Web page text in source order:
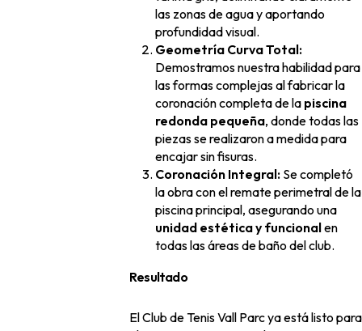
las zonas de agua y aportando
profundidad visual.
Geometría Curva Total:
Demostramos nuestra habilidad para
las formas complejas al fabricar la
coronación completa de la piscina
redonda pequeña, donde todas las
piezas se realizaron a medida para
encajar sin fisuras.
Coronación Integral: Se completó
la obra con el remate perimetral de la
piscina principal, asegurando una
unidad estética y funcionalen
todas las áreas de baño del club.
Resultado
El Club de Tenis Vall Parc ya está listo para